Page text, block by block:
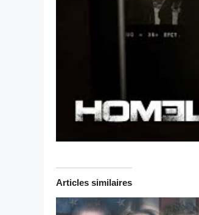
Articles similaires